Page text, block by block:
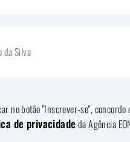
no botão "Inscrever-se", concordo
de privacidadeda Agência